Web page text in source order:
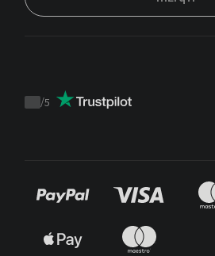
Trustpilot
/5